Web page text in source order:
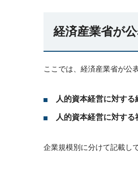
経済産業省が
ここでは、経済産業省が公
人的資本経営に対する
人的資本経営に対する
企業規模別に分けて記載し